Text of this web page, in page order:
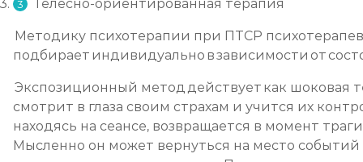
Телесно-ориентированная терапия
Методику психотерапии при ПТСР
подбирает индивидуально в зависимости от
Экспозиционный метод действует как шоковая
смотрит в глаза своим страхам и учится их
находясь на сеансе, возвращается в момент
Мысленно он может вернуться на место событий